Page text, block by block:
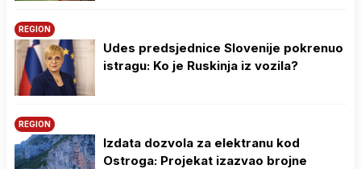
REGION
Udes predsjednice Slovenije pokrenuo
istragu: Ko je Ruskinja iz vozila?
REGION
Izdata dozvola za elektranu kod
Ostroga: Projekat izazvao brojne